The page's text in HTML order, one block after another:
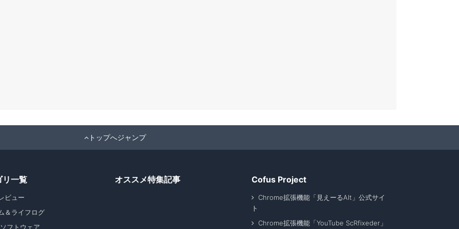
トップへジャンプ
リ一覧
ビュー
＆ライフログ
フトウェア
オススメ特集記事 Cofus Project
Chrome拡張機能「見えーるAlt」公式サイ
ト
Chrome拡張機能「YouTube ScRfixeder」